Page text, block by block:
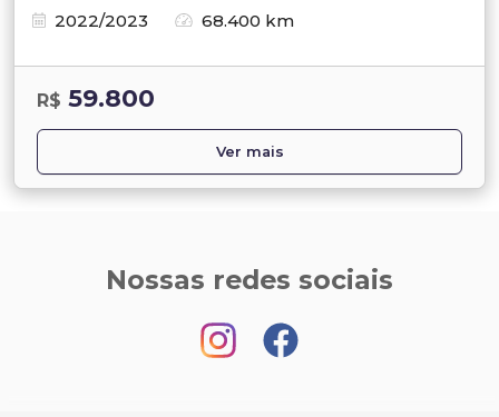
2022/2023
68.400 km
R$ 59.800
Ver mais
Nossas redes sociais